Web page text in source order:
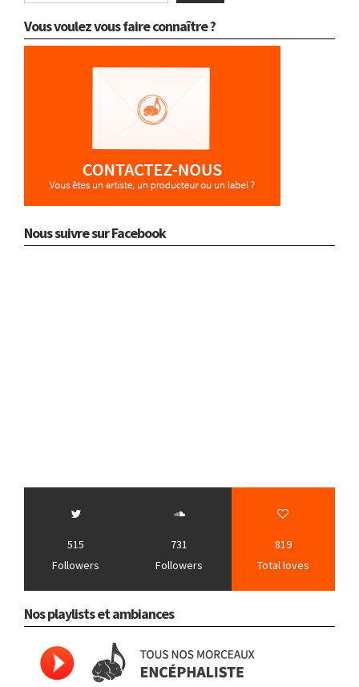
Vous voulez vous faire connaître ?
Nous suivre sur Facebook
515
Followers
731
Followers
819
Total loves
Nos playlists et ambiances